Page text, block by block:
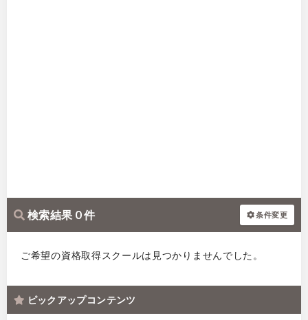
検索結果 0 件 条件変更
ご希望の資格取得スクールは見つかりませんでした。
ピックアップコンテンツ